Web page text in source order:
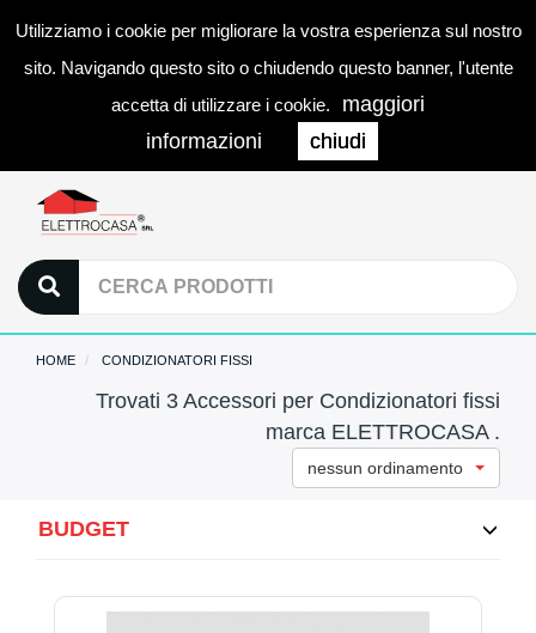
Utilizziamo i cookie per migliorare la vostra esperienza sul nostro
sito. Navigando questo sito o chiudendo questo banner, l'utente
accetta di utilizzare i cookie.
maggiori
informazioni
chiudi
0
HOME CONDIZIONATORI FISSI
Trovati 3 Accessori per Condizionatori fissi
marca ELETTROCASA .
nessun ordinamento
BUDGET